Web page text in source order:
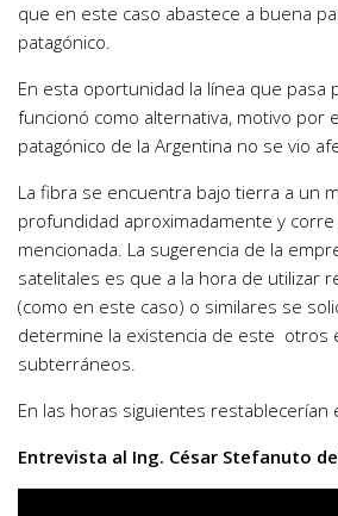
que en este caso abastece a buena
patagónico.
En esta oportunidad la línea que pasa
funcionó como alternativa, motivo por
patagónico de la Argentina no se vio
La fibra se encuentra bajo tierra a un
profundidad aproximadamente y corre
mencionada. La sugerencia de la
satelitales es que a la hora de utilizar
(como en este caso) o similares se
determine la existencia de este otros
subterráneos.
En las horas siguientes restablecerían
Entrevista al Ing. César Stefanuto